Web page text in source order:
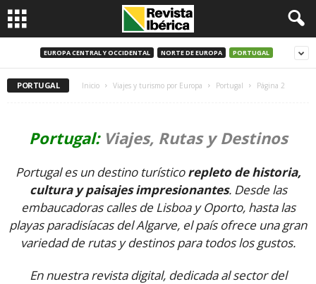
EUROPA CENTRAL Y OCCIDENTAL NORTE DE EUROPA PORTUGAL
PORTUGAL Inicio Viajes y turismo por Europa Portugal Página 2
Portugal: Viajes, Rutas y Destinos
Portugal es un destino turísticorepleto de historia,
cultura y paisajes impresionantes. Desde las
embaucadoras calles de Lisboa y Oporto, hasta las
playas paradisíacas del Algarve, el país ofrece una gran
variedad de rutas y destinos para todos los gustos.
En nuestra revista digital, dedicada al sector del